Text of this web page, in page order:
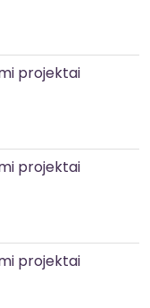
projektai
projektai
projektai